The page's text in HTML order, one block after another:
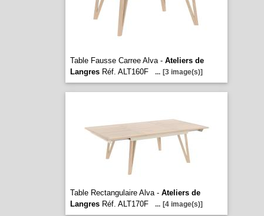
Table Fausse Carree Alva - Ateliers de
LangresRéf. ALT160F ... [3 image(s)]
Table Rectangulaire Alva - Ateliers de
LangresRéf. ALT170F ... [4 image(s)]